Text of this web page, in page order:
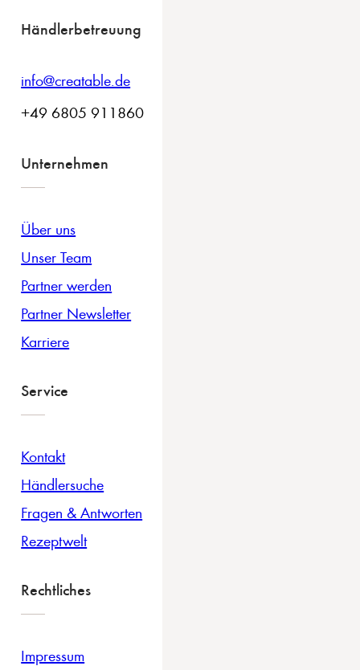
Händlerbetreuung
info@creatable.de
+49 6805 911860
Unternehmen
Über uns
Unser Team
Partner werden
Partner Newsletter
Karriere
Service
Kontakt
Händlersuche
Fragen & Antworten
Rezeptwelt
Rechtliches
Impressum